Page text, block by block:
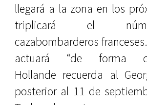
llegará a la zona en los
triplicará el
cazabombarderos
actuará “de forma
Hollande recuerda al
posterior al 11 de